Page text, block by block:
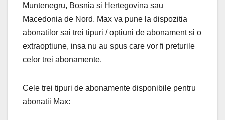
Muntenegru, Bosnia si Hertegovina sau
Macedonia de Nord. Max va pune la dispozitia
abonatilor sai trei tipuri / optiuni de abonament si o
extraoptiune, insa nu au spus care vor fi preturile
celor trei abonamente.
Cele trei tipuri de abonamente disponibile pentru
abonatii Max: